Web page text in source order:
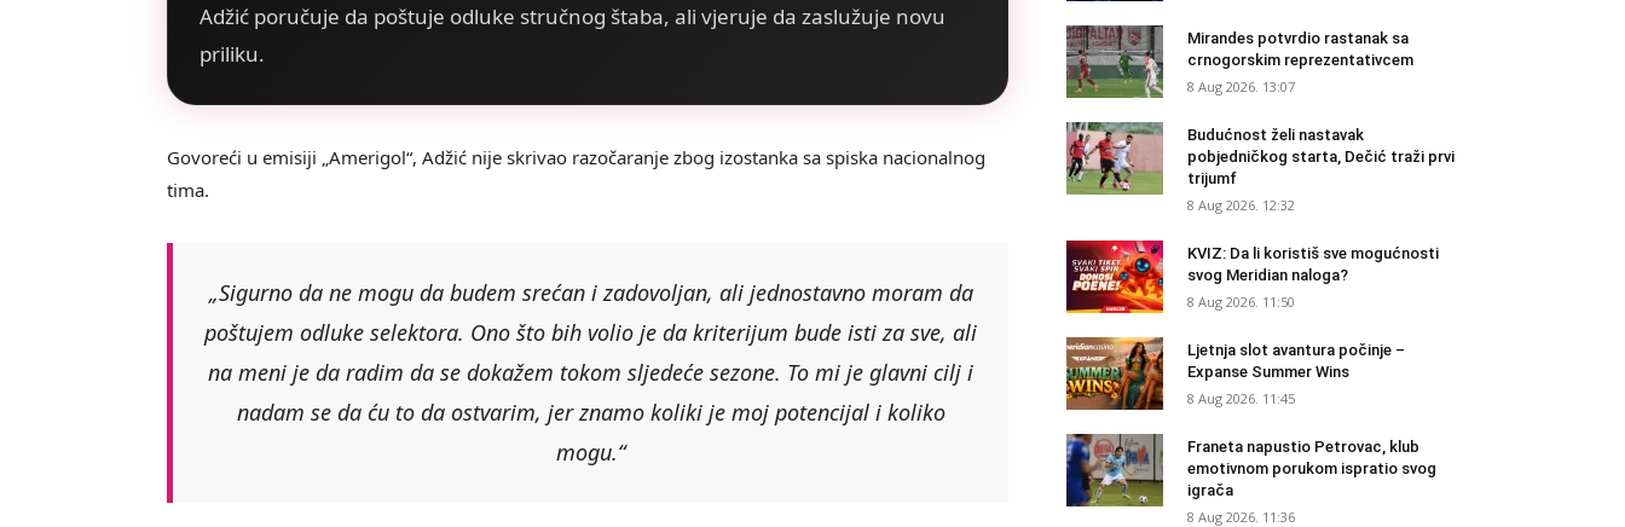
Adžić poručuje da poštuje odluke stručnog štaba, ali vjeruje da zaslužuje novu
priliku.
Govoreći u emisiji „Amerigol“, Adžić nije skrivao razočaranje zbog izostanka sa spiska nacionalnog
tima.
„Sigurno da ne mogu da budem srećan i zadovoljan, ali jednostavno moram da
poštujem odluke selektora. Ono što bih volio je da kriterijum bude isti za sve, ali
na meni je da radim da se dokažem tokom sljedeće sezone. To mi je glavni cilj i
nadam se da ću to da ostvarim, jer znamo koliki je moj potencijal i koliko
mogu.“
Mirandes potvrdio rastanak sa
crnogorskim reprezentativcem
8 Aug 2026. 13:07
Budućnost želi nastavak
pobjedničkog starta, Dečić traži prvi
trijumf
8 Aug 2026. 12:32
KVIZ: Da li koristiš sve mogućnosti
svog Meridian naloga?
8 Aug 2026. 11:50
Ljetnja slot avantura počinje –
Expanse Summer Wins
8 Aug 2026. 11:45
Franeta napustio Petrovac, klub
emotivnom porukom ispratio svog
igrača
8 Aug 2026. 11:36